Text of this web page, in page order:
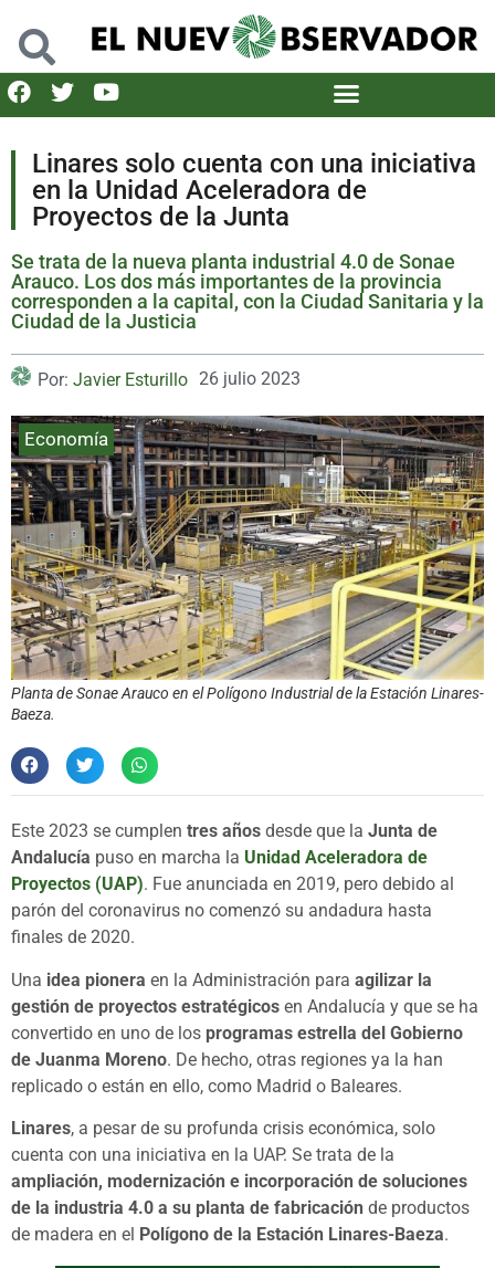
Linares solo cuenta con una iniciativa
en la Unidad Aceleradora de
Proyectos de la Junta
Se trata de la nueva planta industrial 4.0 de Sonae
Arauco. Los dos más importantes de la provincia
corresponden a la capital, con la Ciudad Sanitaria y la
Ciudad de la Justicia
Por: Javier Esturillo 26 julio 2023
Economía
Planta de Sonae Arauco en el Polígono Industrial de la Estación Linares-
Baeza.
Este 2023 se cumplen tres años desde que la Junta de
Andalucía puso en marcha la Unidad Aceleradora de
Proyectos (UAP). Fue anunciada en 2019, pero debido al
parón del coronavirus no comenzó su andadura hasta
finales de 2020.
Una idea pionera en la Administración para agilizar la
gestión de proyectos estratégicos en Andalucía y que se ha
convertido en uno de los programas estrella del Gobierno
de Juanma Moreno. De hecho, otras regiones ya la han
replicado o están en ello, como Madrid o Baleares.
Linares, a pesar de su profunda crisis económica, solo
cuenta con una iniciativa en la UAP. Se trata de la
ampliación, modernización e incorporación de soluciones
de la industria 4.0 a su planta de fabricación de productos
de madera en el Polígono de la Estación Linares-Baeza.